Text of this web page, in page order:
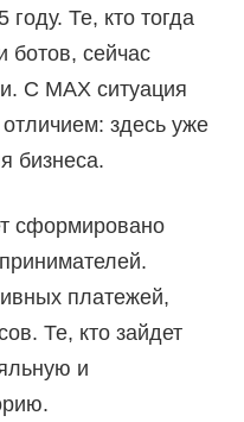
Те, кто тогда
ботов, сейчас
С MAX ситуация
здесь уже
бизнеса.
сформировано
платежей,
Те, кто зайдет
и